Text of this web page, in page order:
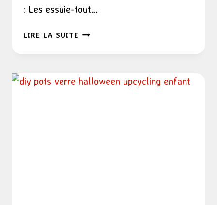
: Les essuie-tout…
LIRE LA SUITE POURQUOI
LES
TOUT